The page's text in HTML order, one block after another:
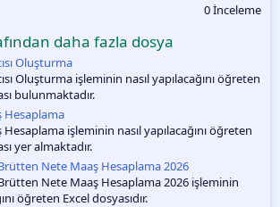
0 İnceleme
daha fazla dosya
Oluşturma
Oluşturma işleminin nasıl yapılacağını öğreten
bulunmaktadır.
Hesaplama
işleminin nasıl yapılacağını öğreten
yer almaktadır.
Nete Maaş Hesaplama 2026
Nete Maaş Hesaplama 2026 işleminin
öğreten Excel dosyasıdır.